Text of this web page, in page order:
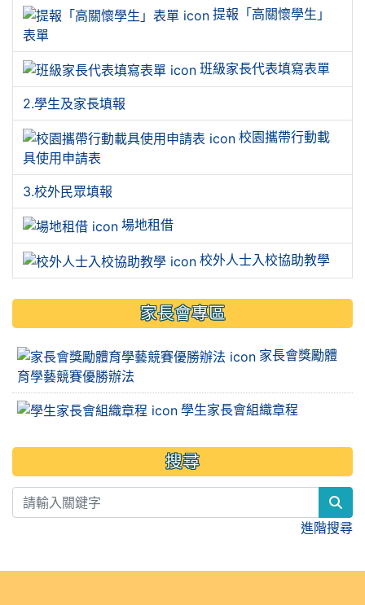
提報「高關懷學生」
表單
班級家長代表填寫表單
2.學生及家長填報
校園攜帶行動載
具使用申請表
3.校外民眾填報
場地租借
校外人士入校協助教學
家長會專區
家長會獎勵體
育學藝競賽優勝辦法
學生家長會組織章程
搜尋
進階搜尋